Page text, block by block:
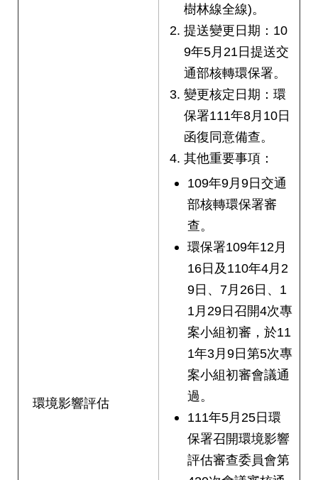
環境影響評估
樹林線全線)。
提送變更日期：10
9年5月21日提送交
通部核轉環保署。
變更核定日期：環
保署111年8月10日
函復同意備查。
其他重要事項：
109年9月9日交通
部核轉環保署審
查。
環保署109年12月
16日及110年4月2
9日、7月26日、1
1月29日召開4次專
案小組初審，於11
1年3月9日第5次專
案小組初審會議通
過。
111年5月25日環
保署召開環境影響
評估審查委員會第